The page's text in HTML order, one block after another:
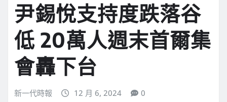
尹錫悅支持度跌落谷
低 20萬人週末首爾集
會轟下台
新一代時報 12 月 6, 2024 0